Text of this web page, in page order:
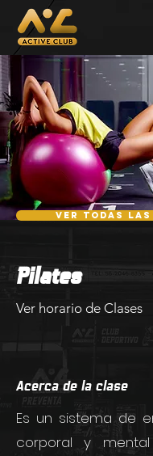
Pilates
Ver horario de Clases
Ver todas las
Acerca de la clase
Es un sistema de
corporal y